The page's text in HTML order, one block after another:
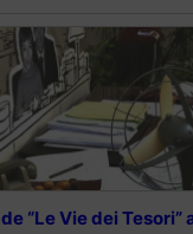
“Le Vie dei Tesori”